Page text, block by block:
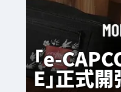
「e-
E」正式